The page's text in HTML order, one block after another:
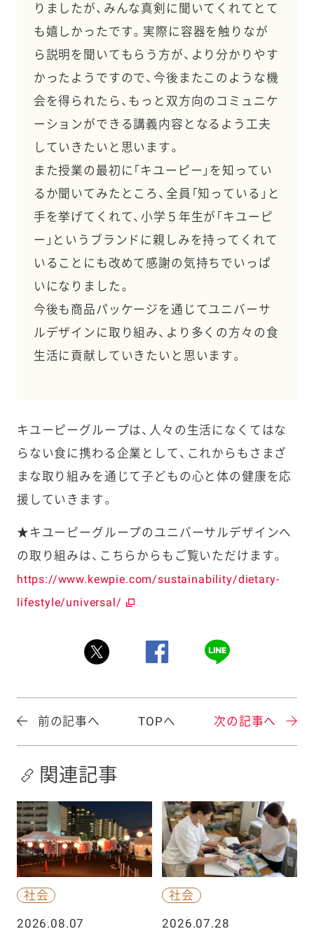
りましたが、みんな真剣に聞いてくれてとて
も嬉しかったです。実際に容器を触りなが
ら説明を聞いてもらう方が、より分かりやす
かったようですので、今後またこのような機
会を得られたら、もっと双方向のコミュニケ
ーションができる講義内容となるよう工夫
していきたいと思います。
また授業の最初に「キユーピー」を知ってい
るか聞いてみたところ、全員「知っている」と
手を挙げてくれて、小学５年生が「キユーピ
ー」というブランドに親しみを持ってくれて
いることにも改めて感謝の気持ちでいっぱ
いになりました。
今後も商品パッケージを通じてユニバーサ
ルデザインに取り組み、より多くの方々の食
生活に貢献していきたいと思います。
キユーピーグループは、人々の生活になくてはな
らない食に携わる企業として、これからもさまざ
まな取り組みを通じて子どもの心と体の健康を応
援していきます。
★キユーピーグループのユニバーサルデザインへ
の取り組みは、こちらからもご覧いただけます。
https://www.kewpie.com/sustainability/dietary-
lifestyle/universal/
前の記事へ TOPへ 次の記事へ
関連記事
社会
2026.08.07
社会
2026.07.28